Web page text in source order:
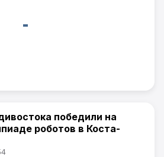
края
победили на
роботов в Коста-